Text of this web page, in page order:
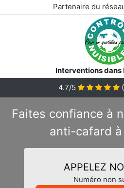
Partenaire du
Interventions dans
4.7/5
(
Faites confiance à
anti-cafard à
APPELEZ
Numéro non